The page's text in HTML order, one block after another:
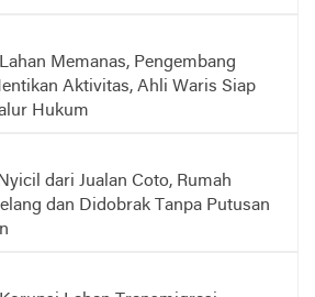
Memanas, Pengembang
Aktivitas, Ahli Waris Siap
Hukum
dari Jualan Coto, Rumah
dan Didobrak Tanpa Putusan